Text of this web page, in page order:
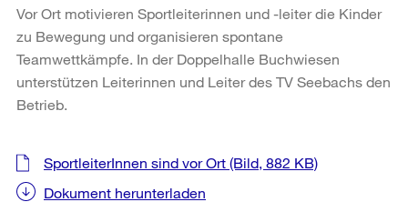
Vor Ort motivieren Sportleiterinnen und -leiter die Kinder
zu Bewegung und organisieren spontane
Teamwettkämpfe. In der Doppelhalle Buchwiesen
unterstützen Leiterinnen und Leiter des TV Seebachs den
Betrieb.
Weitere
Informationen
SportleiterInnen sind vor Ort (Bild, 882 KB)
Dokument herunterladen